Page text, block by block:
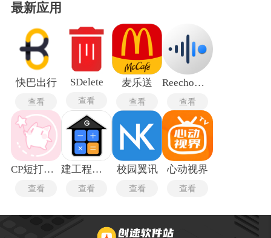
最新应用
快巴出行
查看
SDelete
查看
麦乐送
查看
Reecho睿声最新版
查看
CP短打生成器
查看
建工程计算器
查看
校园翼讯
查看
心动视界
查看